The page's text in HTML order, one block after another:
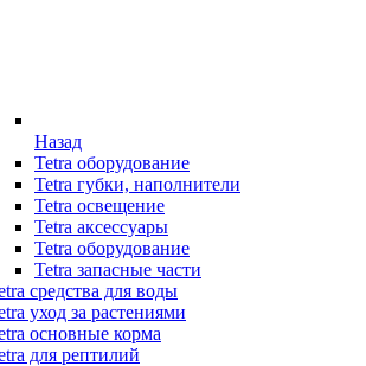
Назад
Tetra оборудование
Tetra губки, наполнители
Tetra освещение
Tetra аксессуары
Tetra оборудование
Tetra запасные части
средства для воды
уход за растениями
основные корма
для рептилий